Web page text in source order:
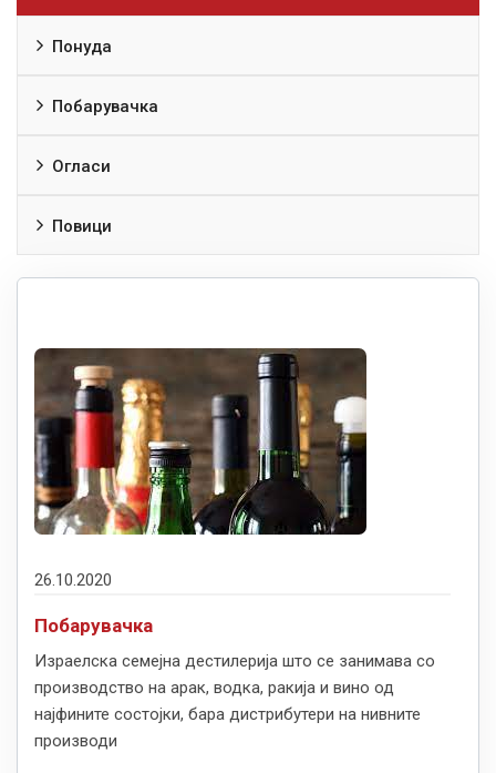
Понуда
Побарувачка
Огласи
Повици
26.10.2020
Побарувачка
Израелска семејна дестилерија што се занимава со
производство на арак, водка, ракија и вино од
најфините состојки, бара дистрибутери на нивните
производи